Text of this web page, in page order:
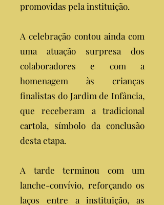
promovidas pela instituição.
A celebração contou ainda com
uma atuação surpresa dos
colaboradores e com a
homenagem às crianças
finalistas do Jardim de Infância,
que receberam a tradicional
cartola, símbolo da conclusão
desta etapa.
A tarde terminou com um
lanche-convívio, reforçando os
laços entre a instituição, as